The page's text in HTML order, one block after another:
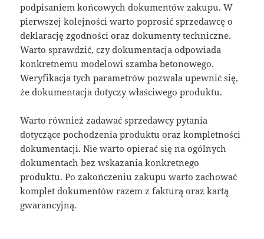
podpisaniem końcowych dokumentów zakupu. W
pierwszej kolejności warto poprosić sprzedawcę o
deklarację zgodności oraz dokumenty techniczne.
Warto sprawdzić, czy dokumentacja odpowiada
konkretnemu modelowi szamba betonowego.
Weryfikacja tych parametrów pozwala upewnić się,
że dokumentacja dotyczy właściwego produktu.
Warto również zadawać sprzedawcy pytania
dotyczące pochodzenia produktu oraz kompletności
dokumentacji. Nie warto opierać się na ogólnych
dokumentach bez wskazania konkretnego
produktu. Po zakończeniu zakupu warto zachować
komplet dokumentów razem z fakturą oraz kartą
gwarancyjną.